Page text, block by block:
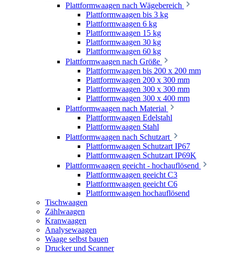
Plattformwaagen nach Wägebereich
Plattformwaagen bis 3 kg
Plattformwaagen 6 kg
Plattformwaagen 15 kg
Plattformwaagen 30 kg
Plattformwaagen 60 kg
Plattformwaagen nach Größe
Plattformwaagen bis 200 x 200 mm
Plattformwaagen 200 x 300 mm
Plattformwaagen 300 x 300 mm
Plattformwaagen 300 x 400 mm
Plattformwaagen nach Material
Plattformwaagen Edelstahl
Plattformwaagen Stahl
Plattformwaagen nach Schutzart
Plattformwaagen Schutzart IP67
Plattformwaagen Schutzart IP69K
Plattformwaagen geeicht - hochauflösend
Plattformwaagen geeicht C3
Plattformwaagen geeicht C6
Plattformwaagen hochauflösend
Tischwaagen
Zählwaagen
Kranwaagen
Analysewaagen
Waage selbst bauen
Drucker und Scanner